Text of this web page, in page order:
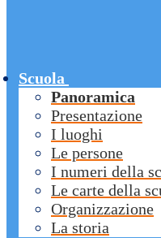
Scuola
Panoramica
Presentazione
I luoghi
Le persone
I numeri della
Le carte della
Organizzazione
La storia